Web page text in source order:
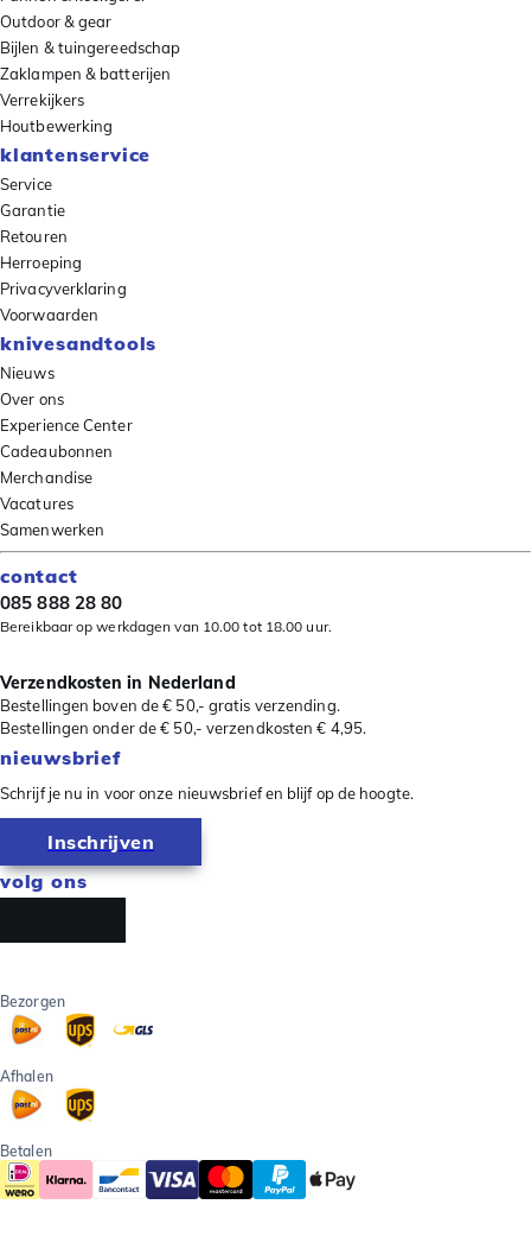
Outdoor & gear
Bijlen & tuingereedschap
Zaklampen & batterijen
Verrekijkers
Houtbewerking
klantenservice
Service
Garantie
Retouren
Herroeping
Privacyverklaring
Voorwaarden
knivesandtools
Nieuws
Over ons
Experience Center
Cadeaubonnen
Merchandise
Vacatures
Samenwerken
contact
085 888 28 80
Bereikbaar op werkdagen van 10.00 tot 18.00 uur.
Verzendkosten in Nederland
Bestellingen boven de € 50,- gratis verzending.
Bestellingen onder de € 50,- verzendkosten € 4,95.
nieuwsbrief
Schrijf je nu in voor onze nieuwsbrief en blijf op de hoogte.
Inschrijven
volg ons
Bezorgen
Afhalen
Betalen